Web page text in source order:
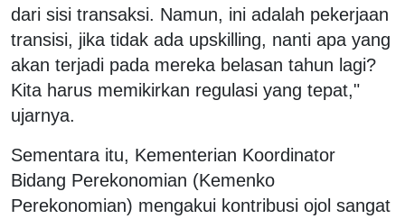
dari sisi transaksi. Namun, ini adalah pekerjaan
transisi, jika tidak ada upskilling, nanti apa yang
akan terjadi pada mereka belasan tahun lagi?
Kita harus memikirkan regulasi yang tepat,"
ujarnya.
Sementara itu, Kementerian Koordinator
Bidang Perekonomian (Kemenko
Perekonomian) mengakui kontribusi ojol sangat